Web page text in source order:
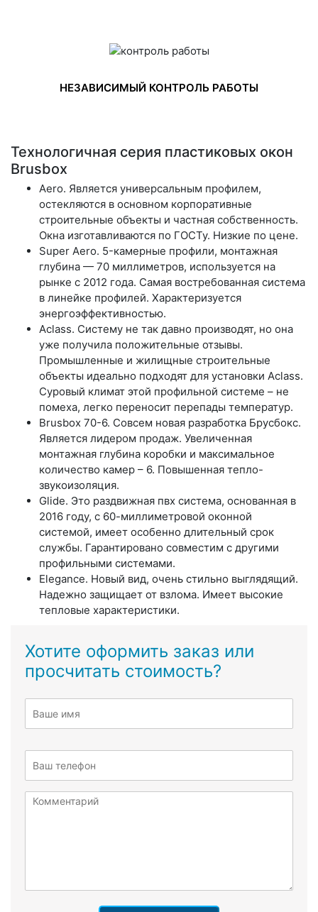
НЕЗАВИСИМЫЙ КОНТРОЛЬ РАБОТЫ
Технологичная серия пластиковых окон
Brusbox
Aero. Является универсальным профилем,
остекляются в основном корпоративные
строительные объекты и частная собственность.
Окна изготавливаются по ГОСТу. Низкие по цене.
Super Aero. 5-камерные профили, монтажная
глубина — 70 миллиметров, используется на
рынке с 2012 года. Самая востребованная система
в линейке профилей. Характеризуется
энергоэффективностью.
Aclass. Систему не так давно производят, но она
уже получила положительные отзывы.
Промышленные и жилищные строительные
объекты идеально подходят для установки Aclass.
Суровый климат этой профильной системе – не
помеха, легко переносит перепады температур.
Brusbox 70-6. Совсем новая разработка Брусбокс.
Является лидером продаж. Увеличенная
монтажная глубина коробки и максимальное
количество камер – 6. Повышенная тепло-
звукоизоляция.
Glide. Это раздвижная пвх система, основанная в
2016 году, с 60-миллиметровой оконной
системой, имеет особенно длительный срок
службы. Гарантировано совместим с другими
профильными системами.
Elegance. Новый вид, очень стильно выглядящий.
Надежно защищает от взлома. Имеет высокие
тепловые характеристики.
Хотите оформить заказ или
просчитать стоимость?